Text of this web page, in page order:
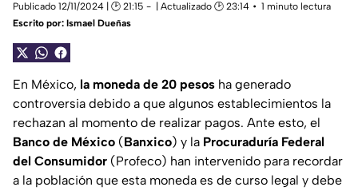
Publicado 12/11/2024 | 🕑 21:15 | Actualizado 🕑 23:14
1 minuto lectura
Escrito por: Ismael Dueñas
En México, la moneda de 20 pesos ha generado
controversia debido a que algunos establecimientos la
rechazan al momento de realizar pagos. Ante esto, el
Banco de México (Banxico) y la Procuraduría Federal
del Consumidor (Profeco) han intervenido para recordar
a la población que esta moneda es de curso legal y debe